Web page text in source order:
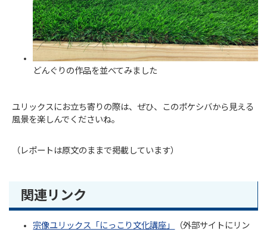
どんぐりの作品を並べてみました
ユリックスにお立ち寄りの際は、ぜひ、このポケシバから見える
風景を楽しんでくださいね。
（レポートは原文のままで掲載しています）
関連リンク
宗像ユリックス「にっこり文化講座」
（外部サイトにリン